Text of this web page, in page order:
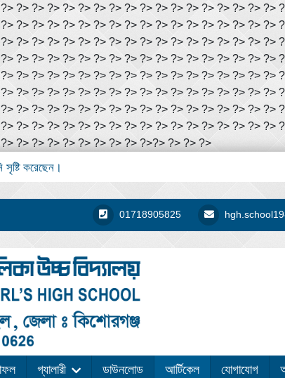
?> ?> ?> ?> ?> ?> ?> ?> ?> ?> ?> ?> ?> ?> ?> ?> ?>
?> ?> ?> ?> ?> ?> ?> ?> ?> ?> ?> ?> ?> ?> ?> ?> ?>
?> ?> ?> ?> ?> ?> ?> ?> ?> ?> ?> ?> ?> ?> ?> ?> ?>
?> ?> ?> ?> ?> ?> ?> ?> ?> ?> ?> ?> ?> ?> ?> ?> ?>
?> ?> ?> ?> ?> ?> ?> ?> ?> ?> ?> ?> ?> ?> ?> ?> ?>
?> ?> ?> ?> ?> ?> ?> ?> ?> ?> ?> ?> ?> ?> ?> ?> ?>
?> ?> ?> ?> ?> ?> ?> ?> ?> ?> ?> ?> ?> ?> ?> ?> ?>
?> ?> ?> ?> ?> ?> ?> ?> ?> ?> ?> ?> ?> ?> ?> ?> ?>
?> ?> ?> ?> ?> ?> ?> ?> ?>?> ?> ?> ?>
সৃষ্টি করেছেন।
01718905825
গ্যালারী ডাউনলোড আর্টিকেল যোগাযোগ